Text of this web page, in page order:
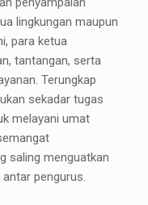
lingkungan maupun
para ketua
tantangan, serta
Terungkap
sekadar tugas
melayani umat
saling menguatkan
pengurus.